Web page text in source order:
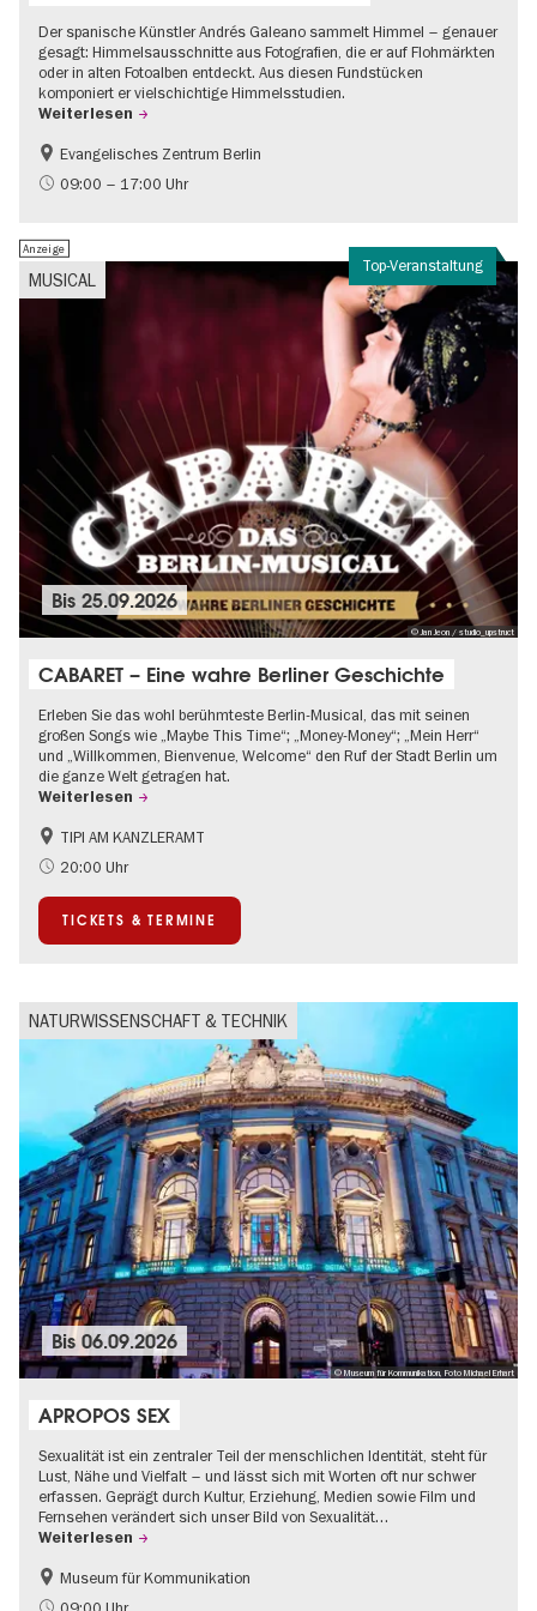
Der spanische Künstler Andrés Galeano sammelt Himmel – genauer
gesagt: Himmelsausschnitte aus Fotografien, die er auf Flohmärkten
oder in alten Fotoalben entdeckt. Aus diesen Fundstücken
komponiert er vielschichtige Himmelsstudien.
Weiterlesen
Gratis
Evangelisches Zentrum Berlin
09:00 – 17:00 Uhr
Top-Veranstaltung
MUSICAL
Anzeige
© Jan Jeon / studio_upstruct
Bis25.09.2026
CABARET – Eine wahre Berliner Geschichte
Erleben Sie das wohl berühmteste Berlin-Musical, das mit seinen
großen Songs wie „Maybe This Time“; „Money-Money“; „Mein Herr“
und „Willkommen, Bienvenue, Welcome“ den Ruf der Stadt Berlin um
die ganze Welt getragen hat.
Weiterlesen
1920er Jahre
International
Musikstadt
TIPI AM KANZLERAMT
20:00 Uhr
TICKETS & TERMINE
NATURWISSENSCHAFT & TECHNIK
© Museum für Kommunikation, Foto Michael Erhart
Bis06.09.2026
APROPOS SEX
Sexualität ist ein zentraler Teil der menschlichen Identität, steht für
Lust, Nähe und Vielfalt – und lässt sich mit Worten oft nur schwer
erfassen. Geprägt durch Kultur, Erziehung, Medien sowie Film und
Fernsehen verändert sich unser Bild von Sexualität…
Weiterlesen
Politik & Gesellschaft
Teenager
Museum für Kommunikation